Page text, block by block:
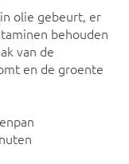
olie gebeurt, er
behouden
van de
en de groente